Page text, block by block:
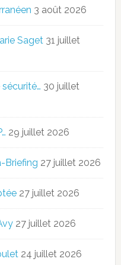
3 août 2026
Saget 31 juillet
sécurité… 30 juillet
29 juillet 2026
Briefing 27 juillet 2026
27 juillet 2026
27 juillet 2026
24 juillet 2026